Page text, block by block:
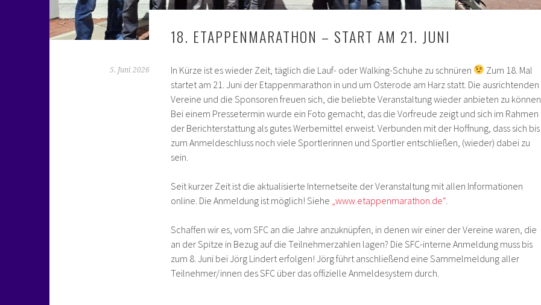
18. ETAPPENMARATHON – START AM 21. JUNI
5. Juni 2026 In Kürze ist es wieder Zeit, täglich die Lauf- oder Walking-Schuhe zu schnüren
Zum 18. Mal
startet am 21. Juni der Etappenmarathon in und um Osterode am Harz statt. Die ausrichtenden
Vereine und die Sponsoren freuen sich, die beliebte Veranstaltung wieder anbieten zu können.
Bei einem Pressetermin wurde ein Foto gemacht, das die Vorfreude zeigt und sich im Rahmen
der Berichterstattung als gutes Werbemittel erweist. Verbunden mit der Hoffnung, dass sich bis
zum Anmeldeschluss noch viele Sportlerinnen und Sportler entschließen, (wieder) dabei zu
sein.
Seit kurzer Zeit ist die aktualisierte Internetseite der Veranstaltung mit allen Informationen
online. Die Anmeldung ist möglich! Siehe „www.etappenmarathon.de“
Schaffen wir es, vom SFC an die Jahre anzuknüpfen, in denen wir einer der Vereine waren, die
an der Spitze in Bezug auf die Teilnehmerzahlen lagen? Die SFC-interne Anmeldung muss bis
zum 8. Juni bei Jörg Lindert erfolgen! Jörg führt anschließend eine Sammelmeldung aller
Teilnehmer/innen des SFC über das offizielle Anmeldesystem durch.